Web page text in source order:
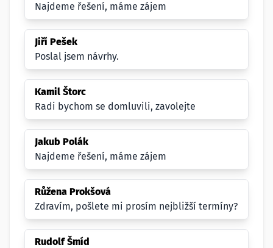
Najdeme řešení, máme zájem
Jiří Pešek
Poslal jsem návrhy.
Kamil Štorc
Radi bychom se domluvili, zavolejte
Jakub Polák
Najdeme řešení, máme zájem
Růžena Prokšová
Zdravím, pošlete mi prosím nejbližší termíny?
Rudolf Šmíd